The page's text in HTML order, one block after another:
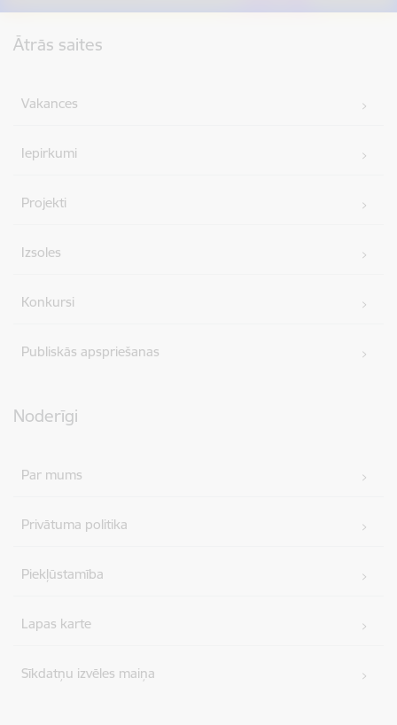
Ātrās saites
Vakances
Iepirkumi
Projekti
Izsoles
Konkursi
Publiskās apspriešanas
Noderīgi
Par mums
Privātuma politika
Piekļūstamība
Lapas karte
Sīkdatņu izvēles maiņa